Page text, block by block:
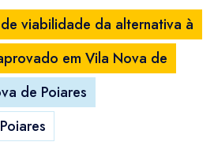
viabilidade da alternativa à
em Vila Nova de
de Poiares